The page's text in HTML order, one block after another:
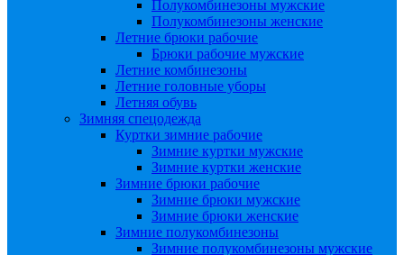
Полукомбинезоны мужские
Полукомбинезоны женские
Летние брюки рабочие
Брюки рабочие мужские
Летние комбинезоны
Летние головные уборы
Летняя обувь
Зимняя спецодежда
Куртки зимние рабочие
Зимние куртки мужские
Зимние куртки женские
Зимние брюки рабочие
Зимние брюки мужские
Зимние брюки женские
Зимние полукомбинезоны
Зимние полукомбинезоны мужские